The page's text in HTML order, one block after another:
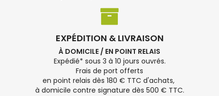
EXPÉDITION & LIVRAISON
À DOMICILE / EN POINT RELAIS
Expédié* sous 3 à 10 jours ouvrés.
Frais de port offerts
en point relais dès 180 € TTC d'achats,
à domicile contre signature dès 500 € TTC.